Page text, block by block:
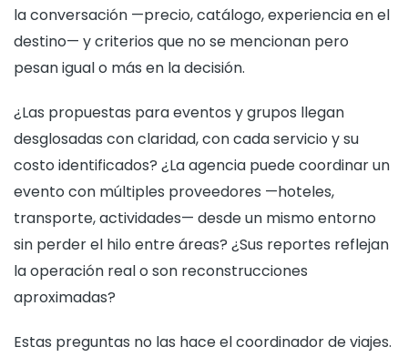
la conversación —precio, catálogo, experiencia en el
destino— y criterios que no se mencionan pero
pesan igual o más en la decisión.
¿Las propuestas para eventos y grupos llegan
desglosadas con claridad, con cada servicio y su
costo identificados? ¿La agencia puede coordinar un
evento con múltiples proveedores —hoteles,
transporte, actividades— desde un mismo entorno
sin perder el hilo entre áreas? ¿Sus reportes reflejan
la operación real o son reconstrucciones
aproximadas?
Estas preguntas no las hace el coordinador de viajes.